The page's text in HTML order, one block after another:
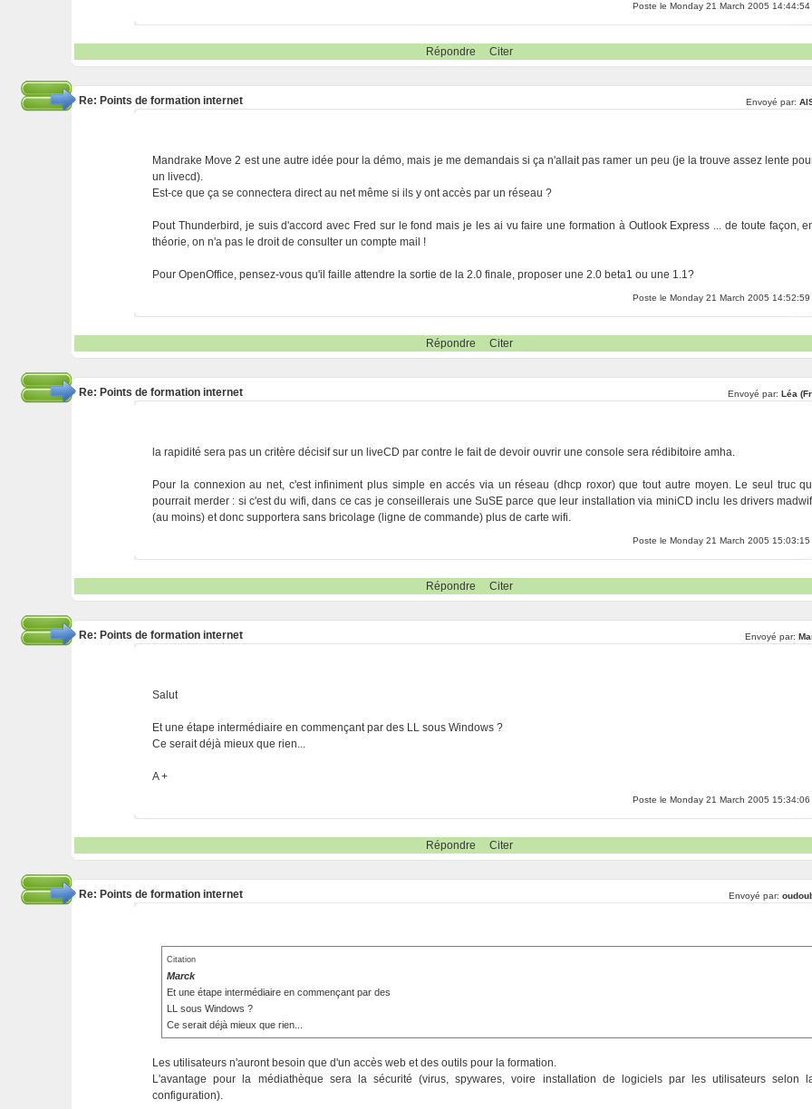
Poste le Monday 21 March 2005 14:44:54
Répondre Citer
Re: Points de formation internet Envoyé par:
Mandrake Move 2 est une autre idée pour la démo, mais je me demandais si ça n'allait pas ramer un peu (je la trouve assez lente
un livecd).
Est-ce que ça se connectera direct au net même si ils y ont accès par un réseau ?
Pout Thunderbird, je suis d'accord avec Fred sur le fond mais je les ai vu faire une formation à Outlook Express ... de toute façon,
théorie, on n'a pas le droit de consulter un compte mail !
Pour OpenOffice, pensez-vous qu'il faille attendre la sortie de la 2.0 finale, proposer une 2.0 beta1 ou une 1.1?
Poste le Monday 21 March 2005 14:52:59
Répondre Citer
Re: Points de formation internet Envoyé par: Léa
la rapidité sera pas un critère décisif sur un liveCD par contre le fait de devoir ouvrir une console sera rédibitoire amha.
Pour la connexion au net, c'est infiniment plus simple en accés via un réseau (dhcp roxor) que tout autre moyen. Le seul truc
pourrait merder : si c'est du wifi, dans ce cas je conseillerais une SuSE parce que leur installation via miniCD inclu les drivers
(au moins) et donc supportera sans bricolage (ligne de commande) plus de carte wifi.
Poste le Monday 21 March 2005 15:03:15
Répondre Citer
Re: Points de formation internet Envoyé par:
Salut
Et une étape intermédiaire en commençant par des LL sous Windows ?
Ce serait déjà mieux que rien...
A +
Poste le Monday 21 March 2005 15:34:06
Répondre Citer
Re: Points de formation internet Envoyé par:
Citation
Marck
Et une étape intermédiaire en commençant par des
LL sous Windows ?
Ce serait déjà mieux que rien...
Les utilisateurs n'auront besoin que d'un accès web et des outils pour la formation.
L'avantage pour la médiathèque sera la sécurité (virus, spywares, voire installation de logiciels par les utilisateurs selon
configuration).